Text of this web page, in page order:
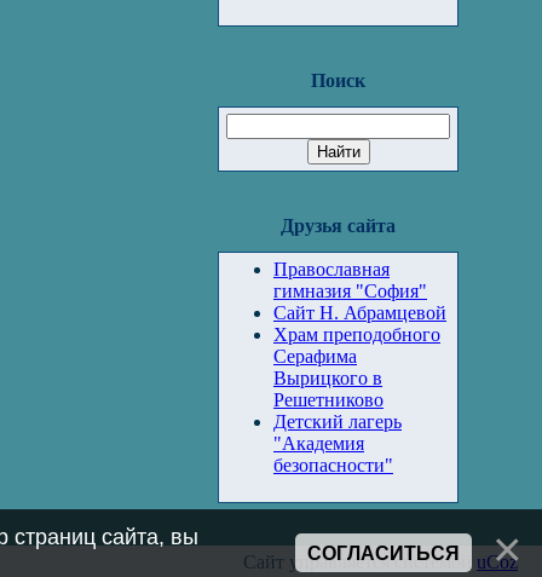
Поиск
Друзья сайта
Православная
гимназия "София"
Сайт Н. Абрамцевой
Храм преподобного
Серафима
Вырицкого в
Решетниково
Детский лагерь
"Академия
безопасности"
Сайт управляется системой uCoz
страниц сайта, вы
СОГЛАСИТЬСЯ